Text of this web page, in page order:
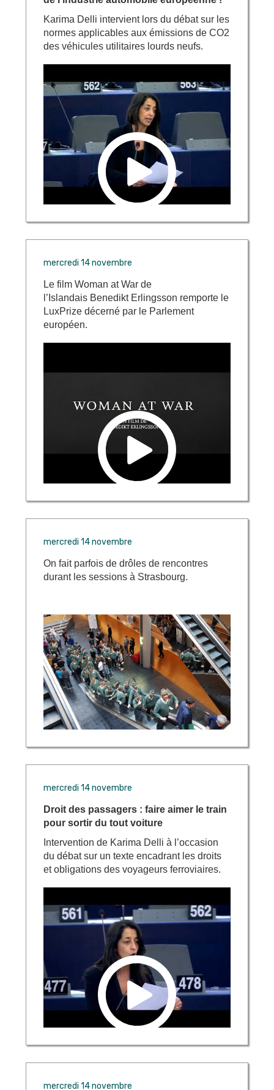
Karima Delli intervient lors du débat sur les
normes applicables aux émissions de CO2
des véhicules utilitaires lourds neufs.
mercredi 14 novembre
Le film Woman at War de
l’Islandais Benedikt Erlingsson remporte le
LuxPrize décerné par le Parlement
européen.
mercredi 14 novembre
On fait parfois de drôles de rencontres
durant les sessions à Strasbourg.
mercredi 14 novembre
Droit des passagers : faire aimer le train
pour sortir du tout voiture
Intervention de Karima Delli à l’occasion
du débat sur un texte encadrant les droits
et obligations des voyageurs ferroviaires.
mercredi 14 novembre